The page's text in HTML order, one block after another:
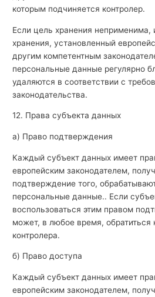
которым подчиняется контролер.
Если цель хранения неприменима,
хранения, установленный
другим компетентным
персональные данные регулярно
удаляются в соответствии с
законодательства.
12. Права субъекта данных
а) Право подтверждения
Каждый субъект данных имеет
европейским законодателем,
подтверждение того,
персональные данные.. Если
воспользоваться этим правом
может, в любое время, обратиться
контролера.
б) Право доступа
Каждый субъект данных имеет
европейским законодателем,